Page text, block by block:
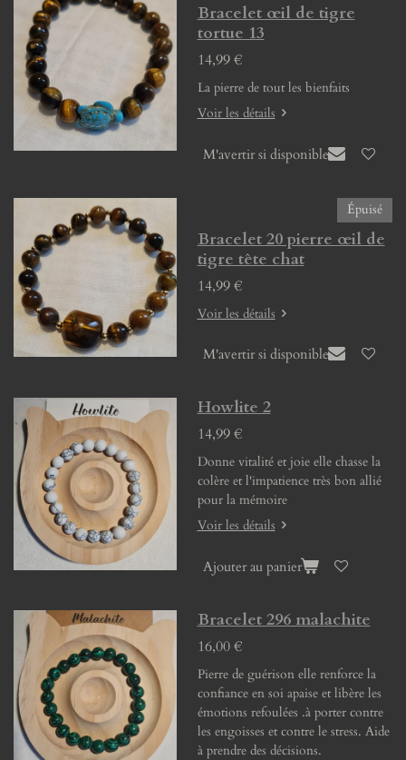
Bracelet œil de tigre
tortue 13
14,99 €
La pierre de tout les bienfaits
Voir les détails
M'avertir si disponible
Épuisé
Bracelet 20 pierre œil de
tigre tête chat
14,99 €
Voir les détails
M'avertir si disponible
Howlite 2
14,99 €
Donne vitalité et joie elle chasse la
colère et l'impatience très bon allié
pour la mémoire
Voir les détails
Ajouter au panier
Bracelet 296 malachite
16,00 €
Pierre de guérison elle renforce la
confiance en soi apaise et libère les
émotions refoulées .à porter contre
les engoisses et contre le stress. Aide
à prendre des décisions.